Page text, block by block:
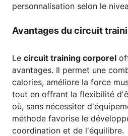
personnalisation selon le
Avantages du circuit
Le circuit training corporel
avantages. Il permet une
calories, améliore la force
tout en offrant la flexibilité
où, sans nécessiter
méthode favorise le
coordination et de l'équilibre.